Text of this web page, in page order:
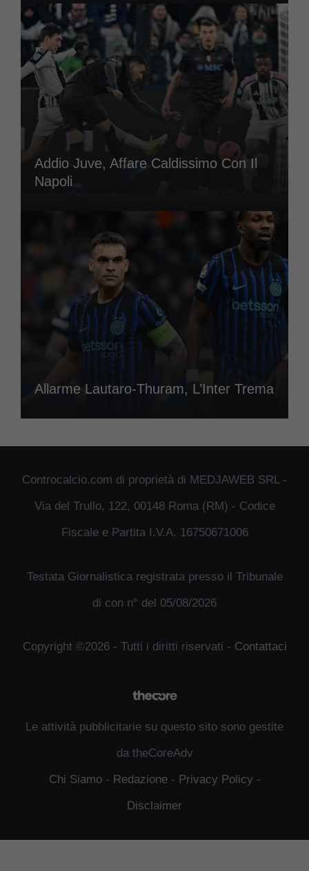
Addio Juve, Affare Caldissimo Con Il
Napoli
Allarme Lautaro-Thuram, L’Inter Trema
Controcalcio.com di proprietà di MEDJAWEB SRL -
Via del Trullo, 122, 00148 Roma (RM) - Codice
Fiscale e Partita I.V.A. 16750671006
Testata Giornalistica registrata presso il Tribunale
di con n° del 05/08/2026
Copyright ©2026 - Tutti i diritti riservati - Contattaci
Le attività pubblicitarie su questo sito sono gestite
da theCoreAdv
Chi Siamo- Redazione- Privacy Policy -
Disclaimer